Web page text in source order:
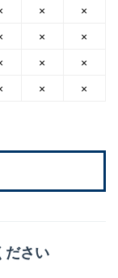
×
×
×
×
×
×
×
×
ださい